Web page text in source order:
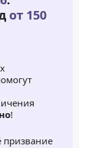
от 150
!
призвание